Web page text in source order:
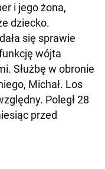
i jego żona,
dziecko.
się sprawie
wójta
Służbę w obronie
Michał. Los
Poległ 28
przed